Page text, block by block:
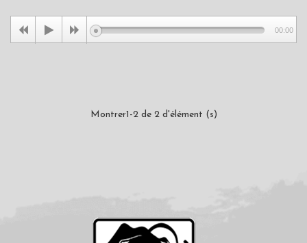
00:00
Montrer1-2 de 2 d'élément (s)